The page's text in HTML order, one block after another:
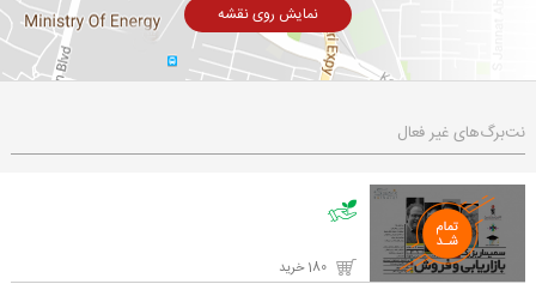
نمایش روی نقشه
نت‌برگ‌های غیر فعال